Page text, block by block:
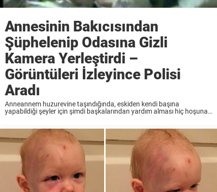
Annesinin Bakıcısından
Şüphelenip Odasına Gizli
Kamera Yerleştirdi –
Görüntüleri İzleyince Polisi
Aradı
Anneannem huzurevine taşındığında, eskiden kendi başına
yapabildiği şeyler için şimdi başkalarından yardım alması hiç hoşuna
Daha önce huzurevindeki acımasız bakıcıya ...